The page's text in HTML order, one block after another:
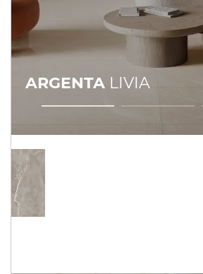
ARGENTA LIVIA